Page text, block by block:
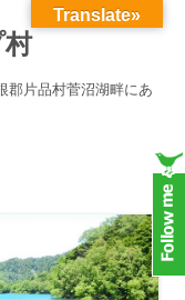
片品村菅沼湖畔にあ
Translate»